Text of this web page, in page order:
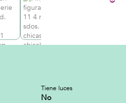
Tiene luces
No